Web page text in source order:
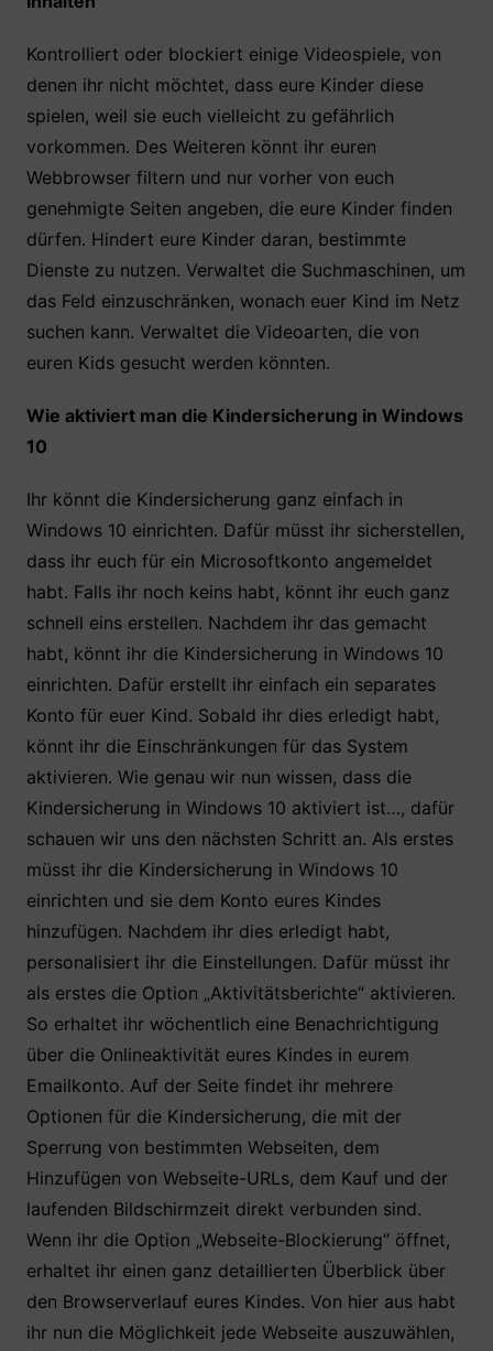
Kontrolliert oder blockiert einige Videospiele, von
denen ihr nicht möchtet, dass eure Kinder diese
spielen, weil sie euch vielleicht zu gefährlich
vorkommen. Des Weiteren könnt ihr euren
Webbrowser filtern und nur vorher von euch
genehmigte Seiten angeben, die eure Kinder finden
dürfen. Hindert eure Kinder daran, bestimmte
Dienste zu nutzen. Verwaltet die Suchmaschinen, um
das Feld einzuschränken, wonach euer Kind im Netz
suchen kann. Verwaltet die Videoarten, die von
euren Kids gesucht werden könnten.
Wie aktiviert man die Kindersicherung in Windows
10
Ihr könnt die Kindersicherung ganz einfach in
Windows 10 einrichten. Dafür müsst ihr sicherstellen,
dass ihr euch für ein Microsoftkonto angemeldet
habt. Falls ihr noch keins habt, könnt ihr euch ganz
schnell eins erstellen. Nachdem ihr das gemacht
habt, könnt ihr die Kindersicherung in Windows 10
einrichten. Dafür erstellt ihr einfach ein separates
Konto für euer Kind. Sobald ihr dies erledigt habt,
könnt ihr die Einschränkungen für das System
aktivieren. Wie genau wir nun wissen, dass die
Kindersicherung in Windows 10 aktiviert ist…, dafür
schauen wir uns den nächsten Schritt an. Als erstes
müsst ihr die Kindersicherung in Windows 10
einrichten und sie dem Konto eures Kindes
hinzufügen. Nachdem ihr dies erledigt habt,
personalisiert ihr die Einstellungen. Dafür müsst ihr
als erstes die Option „Aktivitätsberichte“ aktivieren.
So erhaltet ihr wöchentlich eine Benachrichtigung
über die Onlineaktivität eures Kindes in eurem
Emailkonto. Auf der Seite findet ihr mehrere
Optionen für die Kindersicherung, die mit der
Sperrung von bestimmten Webseiten, dem
Hinzufügen von Webseite-URLs, dem Kauf und der
laufenden Bildschirmzeit direkt verbunden sind.
Wenn ihr die Option „Webseite-Blockierung“ öffnet,
erhaltet ihr einen ganz detaillierten Überblick über
den Browserverlauf eures Kindes. Von hier aus habt
ihr nun die Möglichkeit jede Webseite auszuwählen,